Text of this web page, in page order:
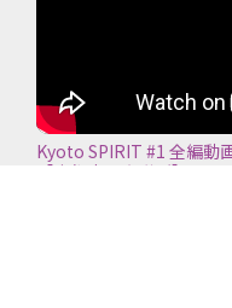
Kyoto SPIRIT #1 全編動
【京都商工会議所】＜